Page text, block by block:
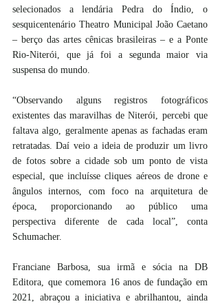
selecionados a lendária Pedra do Índio, o
sesquicentenário Theatro Municipal João Caetano
– berço das artes cênicas brasileiras – e a Ponte
Rio-Niterói, que já foi a segunda maior via
suspensa do mundo.
“Observando alguns registros fotográficos
existentes das maravilhas de Niterói, percebi que
faltava algo, geralmente apenas as fachadas eram
retratadas. Daí veio a ideia de produzir um livro
de fotos sobre a cidade sob um ponto de vista
especial, que incluísse cliques aéreos de drone e
ângulos internos, com foco na arquitetura de
época, proporcionando ao público uma
perspectiva diferente de cada local”, conta
Schumacher.
Franciane Barbosa, sua irmã e sócia na DB
Editora, que comemora 16 anos de fundação em
2021, abraçou a iniciativa e abrilhantou, ainda